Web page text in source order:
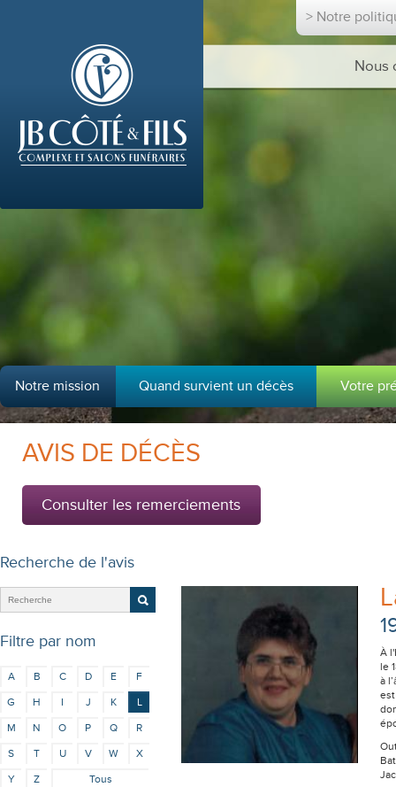
> Notre
Nous
Notre mission Quand survient un décès Votre
AVIS DE DÉCÈS
Consulter les remerciements
Recherche de l'avis
Filtre par nom
A B C D E
F
G
H I J K
L
M
N O P Q
R
S
T U V W
X
Y
Z Tous
À
le
à